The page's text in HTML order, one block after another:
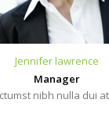
Jennifer lawrence
Manager
nibh nulla dui